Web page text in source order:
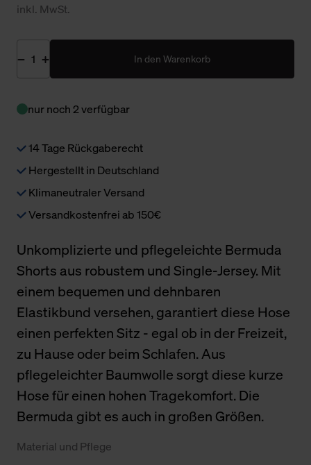
inkl. MwSt.
In den Warenkorb
nur noch 2 verfügbar
14 Tage Rückgaberecht
Hergestellt in Deutschland
Klimaneutraler Versand
Versandkostenfrei ab 150€
Unkomplizierte und pflegeleichte Bermuda
Shorts aus robustem und Single-Jersey. Mit
einem bequemen und dehnbaren
Elastikbund versehen, garantiert diese Hose
einen perfekten Sitz - egal ob in der Freizeit,
zu Hause oder beim Schlafen. Aus
pflegeleichter Baumwolle sorgt diese kurze
Hose für einen hohen Tragekomfort. Die
Bermuda gibt es auch in großen Größen.
Material und Pflege